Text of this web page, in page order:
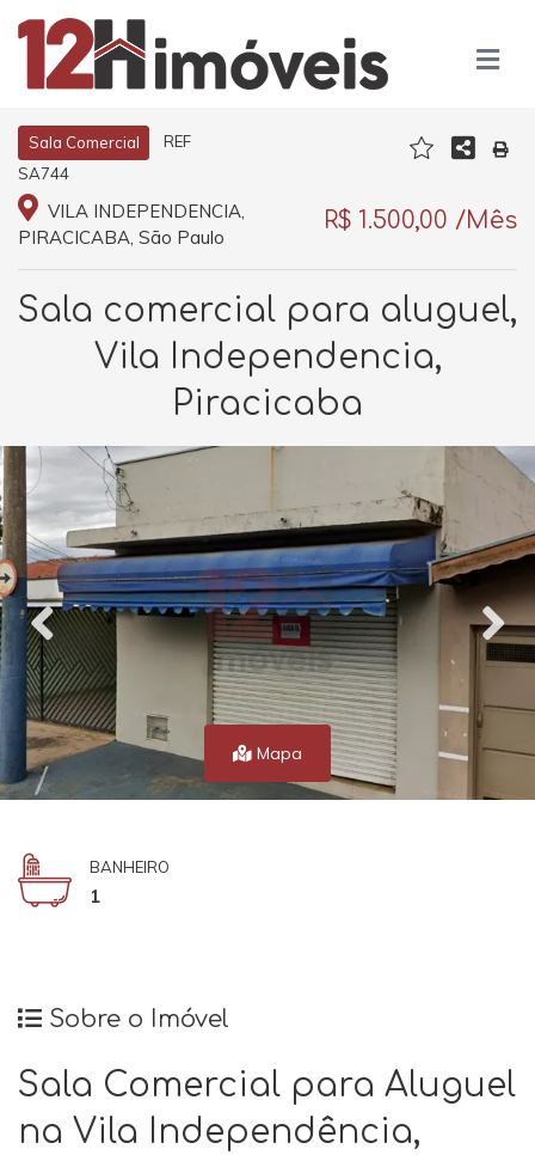
Sala Comercial
REF
SA744
VILA INDEPENDENCIA,
PIRACICABA, São Paulo
R$ 1.500,00 /Mês
Sala comercial para aluguel,
Vila Independencia,
Piracicaba
Mapa
BANHEIRO
1
Sobre o Imóvel
Sala Comercial para Aluguel
na Vila Independência,